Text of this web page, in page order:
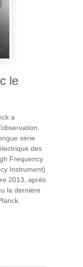
le
a
série
des
Frequency
Instrument)
2013, après
la dernière